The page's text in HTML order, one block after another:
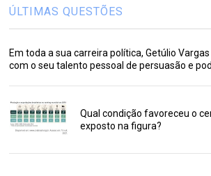
ÚLTIMAS QUESTÕES
Em toda a sua carreira política, Getúlio
com o seu talento pessoal de persuasão e
Qual condição favoreceu o
exposto na figura?